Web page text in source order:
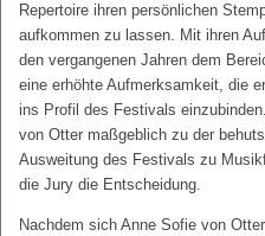
Repertoire ihren persönlichen
aufkommen zu lassen. Mit ihren
den vergangenen Jahren dem
eine erhöhte Aufmerksamkeit, die
ins Profil des Festivals
von Otter maßgeblich zu der
Ausweitung des Festivals zu
die Jury die Entscheidung.
Nachdem sich Anne Sofie von